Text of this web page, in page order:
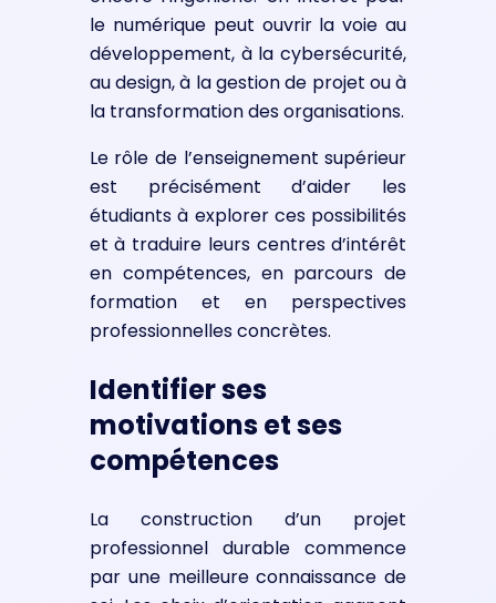
le numérique peut ouvrir la voie au
développement, à la cybersécurité,
au design, à la gestion de projet ou à
la transformation des organisations.
Le rôle de l’enseignement supérieur
est précisément d’aider les
étudiants à explorer ces possibilités
et à traduire leurs centres d’intérêt
en compétences, en parcours de
formation et en perspectives
professionnelles concrètes.
Identifier ses
motivations et ses
compétences
La construction d’un projet
professionnel durable commence
par une meilleure connaissance de